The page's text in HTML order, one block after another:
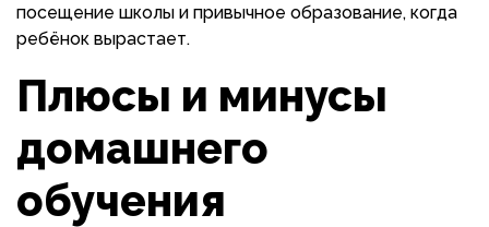
посещение школы и привычное образование, когда
ребёнок вырастает.
Плюсы и минусы
домашнего
обучения